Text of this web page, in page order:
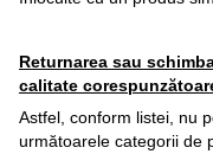
Returnarea sau
calitate
Astfel, conform listei, nu
următoarele categorii de